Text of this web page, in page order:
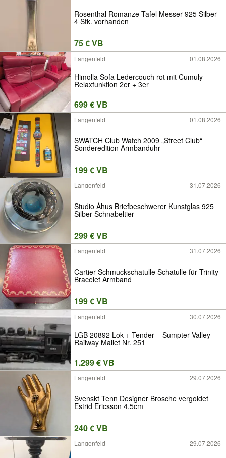
Rosenthal Romanze Tafel Messer 925 Silber
4 Stk. vorhanden
75 € VB
Langenfeld 01.08.2026
Himolla Sofa Ledercouch rot mit Cumuly-
Relaxfunktion 2er + 3er
699 € VB
Langenfeld 01.08.2026
SWATCH Club Watch 2009 „Street Club“
Sonderedition Armbanduhr
199 € VB
Langenfeld 31.07.2026
Studio Åhus Briefbeschwerer Kunstglas 925
Silber Schnabeltier
299 € VB
Langenfeld 31.07.2026
Cartier Schmuckschatulle Schatulle für Trinity
Bracelet Armband
199 € VB
Langenfeld 30.07.2026
LGB 20892 Lok + Tender – Sumpter Valley
Railway Mallet Nr. 251
1.299 € VB
Langenfeld 29.07.2026
Svenskt Tenn Designer Brosche vergoldet
Estrid Ericsson 4,5cm
240 € VB
Langenfeld 29.07.2026